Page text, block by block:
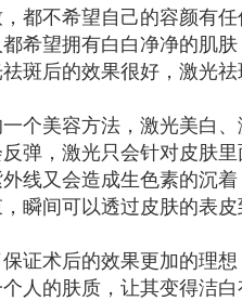
都不希望自己的容颜有
希望拥有白白净净的肌
斑后的效果很好，激光
个美容方法，激光美白
弹，激光只会针对皮肤
线又会造成生色素的沉着
瞬间可以透过皮肤的表
证术后的效果更加的理
人的肤质，让其变得洁白